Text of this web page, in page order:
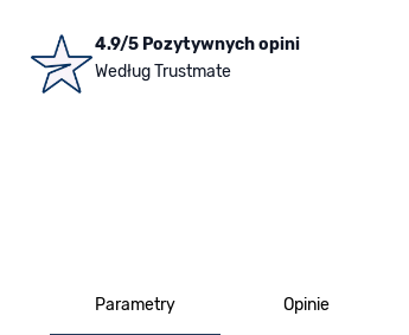
4.9/5 Pozytywnych opini
Według Trustmate
Parametry Opinie